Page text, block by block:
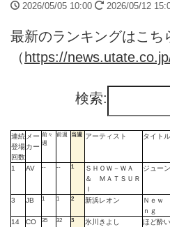
2026/05/05 10:00 2026/05/12
最新のランキングはこち
（ https://
検索:
連続
登場
回数
メー
カー
前々
週
前週 当週 アーティスト タイトル
1 AV -- -- 1
ＳＨＯＷ－ＷＡ
＆ ＭＡＴＳＵＲ
ジュー
3 JB 1 1 2 新浜レオン
Ｎｅｗ
ｎｇ
14 CO 35 32 3 氷川きよし ほど酔